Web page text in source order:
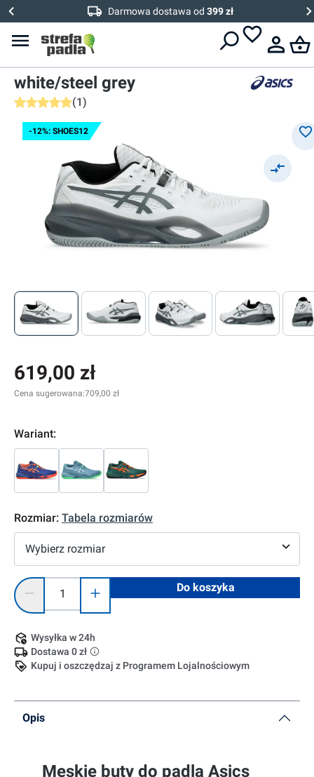
Darmowa dostawa od 399 zł
Męskie buty do padla
Asics Gel-Resolution X Padel -
white/steel grey
(1)
-12%: SHOES12
619,00 zł
Cena sugerowana:709,00 zł
Wariant:
Rozmiar: Tabela rozmiarów
Wybierz rozmiar
Ilość produktu: Wprowadź żądaną ilość lub użyj
Do koszyka
Wysyłka w 24h
Dostawa 0 zł
Kupuj i oszczędzaj z Programem Lojalnościowym
Opis
Męskie buty do padla Asics